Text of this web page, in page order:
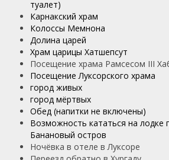
туалет)
Карнакский храм
Колоссы Мемнона
Долина царей
Храм царицы Хатшепсут
Посещение храма Рамсесом III
Посещение Луксорского храма
город живых
город мёртвых
Обед (напитки не включены)
Возможность кататься на лодке
Банановый остров
Ночёвка в отеле в Луксоре